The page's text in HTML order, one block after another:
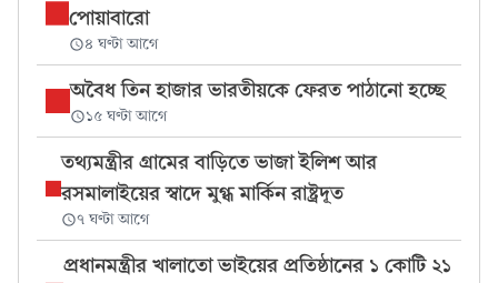
পোয়াবারো
৪ ঘণ্টা আগে
অবৈধ তিন হাজার ভারতীয়কে ফেরত পাঠানো হচ্ছে
১৫ ঘণ্টা আগে
তথ্যমন্ত্রীর গ্রামের বাড়িতে ভাজা ইলিশ আর
রসমালাইয়ের স্বাদে মুগ্ধ মার্কিন রাষ্ট্রদূত
৭ ঘণ্টা আগে
প্রধানমন্ত্রীর খালাতো ভাইয়ের প্রতিষ্ঠানের ১ কোটি ২১